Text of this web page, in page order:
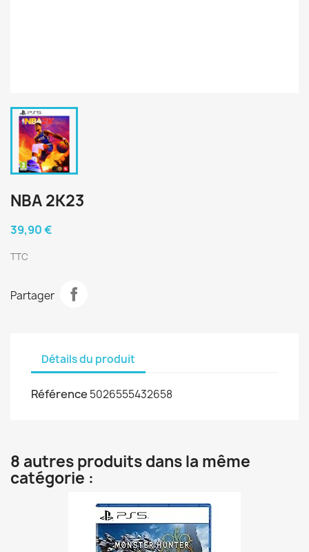
NBA 2K23
39,90 €
TTC
Partager
Détails du produit
Référence 5026555432658
8 autres produits dans la même
catégorie :